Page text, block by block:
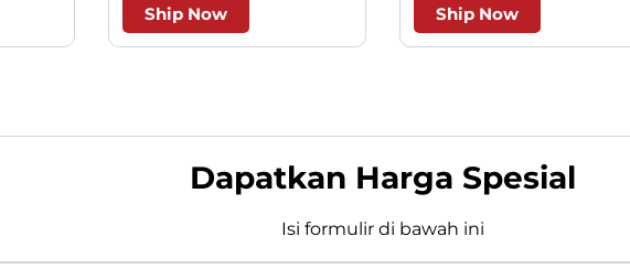
Ship Now
beberapa wilayah kota
besar.
Ship Now
Dapatkan Harga Spesial
Isi formulir di bawah ini